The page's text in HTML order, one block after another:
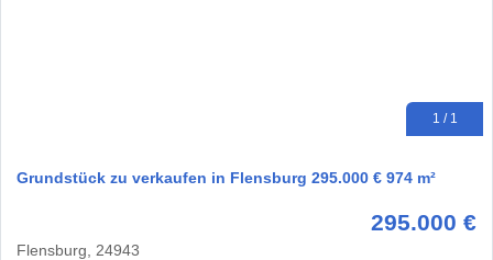
1 / 1
Grundstück zu verkaufen in Flensburg 295.000 € 974 m²
295.000 €
Flensburg, 24943